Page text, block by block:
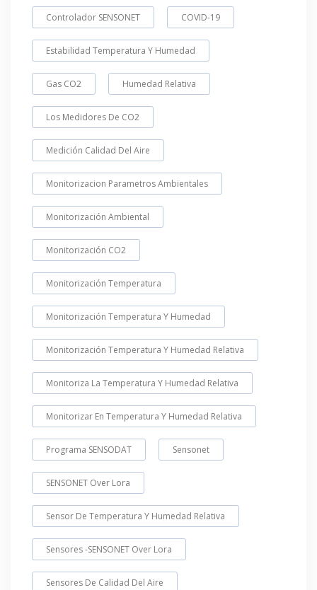
Controlador SENSONET COVID-19
Estabilidad Temperatura Y Humedad
Gas CO2 Humedad Relativa
Los Medidores De CO2
Medición Calidad Del Aire
Monitorizacion Parametros Ambientales
Monitorización Ambiental
Monitorización CO2
Monitorización Temperatura
Monitorización Temperatura Y Humedad
Monitorización Temperatura Y Humedad Relativa
Monitoriza La Temperatura Y Humedad Relativa
Monitorizar En Temperatura Y Humedad Relativa
Programa SENSODAT Sensonet
SENSONET Over Lora
Sensor De Temperatura Y Humedad Relativa
Sensores -SENSONET Over Lora
Sensores De Calidad Del Aire